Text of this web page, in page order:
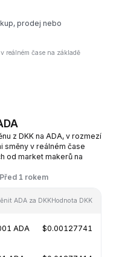
prodej nebo
reálném čase na základě
z DKK na ADA, v rozmezí
směny v reálném čase
od market makerů na
Před 1 rokem
ADA za DKKHodnota DKK
ADA $0.00127741